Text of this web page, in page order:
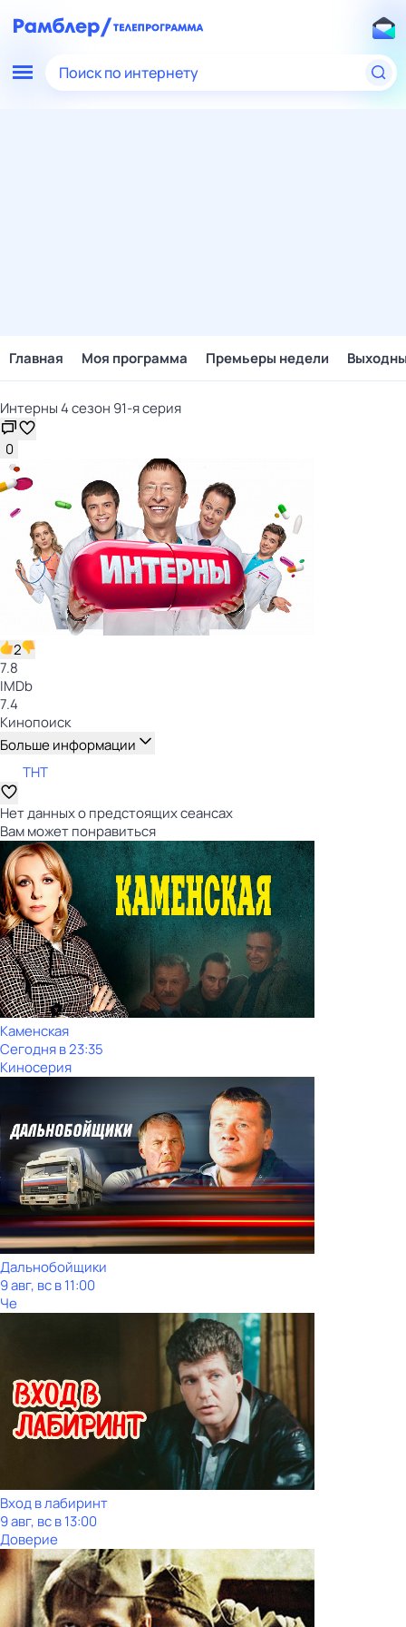
Поиск по интернету
Главная Моя программа Премьеры недели
Интерны 4 сезон 91-я серия
0
2
7.8
IMDb
7.4
Кинопоиск
Больше информации
ТНТ
Нет данных о предстоящих сеансах
Вам может понравиться
Каменская
Сегодня в 23:35
Киносерия
Дальнобойщики
9 авг, вс в 11:00
Че
Вход в лабиринт
9 авг, вс в 13:00
Доверие